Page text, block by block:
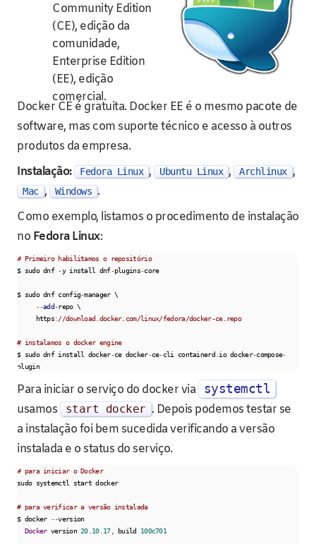
Community Edition
(CE), edição da
comunidade,
Enterprise Edition
(EE), edição
comercial.
Docker CE é gratuita. Docker EE é o mesmo pacote de
software, mas com suporte técnico e acesso à outros
produtos da empresa.
Instalação:
Fedora Linux , Ubuntu Linux , Archlinux ,
Mac , Windows .
Como exemplo, listamos o procedimento de instalação
no Fedora Linux:
# Primeiro habilitamos o repositório
$ sudo dnf -y install dnf-plugins-core
$ sudo dnf config-manager \
--add-repo \
     https
://download.docker.com/linux/fedora/docker-ce.repo
# instalamos o docker engine
$ sudo dnf install docker-ce docker-ce-cli containerd. io docker-compose-
plugin
Para iniciar o serviço do docker via systemctl
usamos start docker . Depois podemos testar se
a instalação foi bem sucedida verificando a versão
instalada e o status do serviço.
# para iniciar o Docker
sudo systemctl start docker
# para verificar a versão instalada
$ docker --version
Docker version 20.10. 17, build 100c701